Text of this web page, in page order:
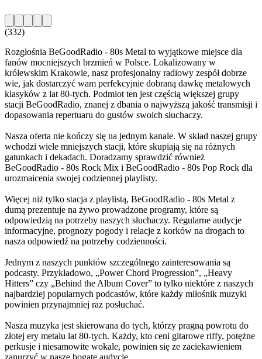
(332)
Rozgłośnia BeGoodRadio - 80s Metal to wyjątkowe miejsce dla
fanów mocniejszych brzmień w Polsce. Lokalizowany w
królewskim Krakowie, nasz profesjonalny radiowy zespół dobrze
wie, jak dostarczyć wam perfekcyjnie dobraną dawkę metalowych
klasyków z lat 80-tych. Podmiot ten jest częścią większej grupy
stacji BeGoodRadio, znanej z dbania o najwyższą jakość transmisji i
dopasowania repertuaru do gustów swoich słuchaczy.
Nasza oferta nie kończy się na jednym kanale. W skład naszej grupy
wchodzi wiele mniejszych stacji, które skupiają się na różnych
gatunkach i dekadach. Doradzamy sprawdzić również
BeGoodRadio - 80s Rock Mix i BeGoodRadio - 80s Pop Rock dla
urozmaicenia swojej codziennej playlisty.
Więcej niż tylko stacja z playlistą, BeGoodRadio - 80s Metal z
dumą prezentuje na żywo prowadzone programy, które są
odpowiedzią na potrzeby naszych słuchaczy. Regularne audycje
informacyjne, prognozy pogody i relacje z korków na drogach to
nasza odpowiedź na potrzeby codzienności.
Jednym z naszych punktów szczególnego zainteresowania są
podcasty. Przykładowo, „Power Chord Progression”, „Heavy
Hitters” czy „Behind the Album Cover” to tylko niektóre z naszych
najbardziej popularnych podcastów, które każdy miłośnik muzyki
powinien przynajmniej raz posłuchać.
Nasza muzyka jest skierowana do tych, którzy pragną powrotu do
złotej ery metalu lat 80-tych. Każdy, kto ceni gitarowe riffy, potężne
perkusje i niesamowite wokale, powinien się ze zaciekawieniem
zanurzyć w nasze bogate audycje.